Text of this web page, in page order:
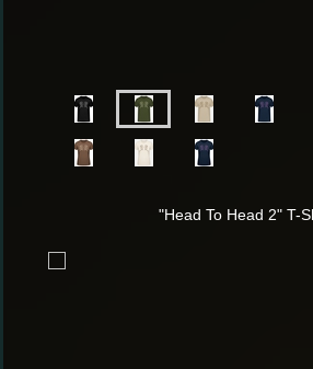
"Head To Head 2" T-